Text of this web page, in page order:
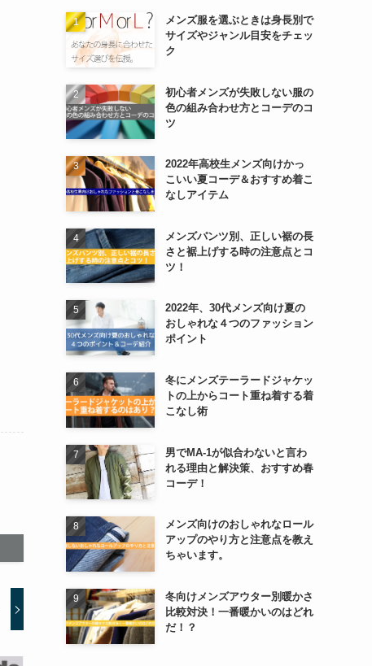
メンズ服を選ぶときは身長別で
サイズやジャンル目安をチェッ
ク
初心者メンズが失敗しない服の
色の組み合わせ方とコーデのコ
ツ
2022年高校生メンズ向けかっ
こいい夏コーデ＆おすすめ着こ
なしアイテム
メンズパンツ別、正しい裾の長
さと裾上げする時の注意点とコ
ツ！
2022年、30代メンズ向け夏の
おしゃれな４つのファッション
ポイント
冬にメンズテーラードジャケッ
トの上からコート重ね着する着
こなし術
男でMA-1が似合わないと言わ
れる理由と解決策、おすすめ春
コーデ！
メンズ向けのおしゃれなロール
アップのやり方と注意点を教え
ちゃいます。
冬向けメンズアウター別暖かさ
比較対決！一番暖かいのはどれ
だ！？